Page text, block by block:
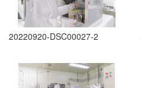
20220920-DSC00027-2